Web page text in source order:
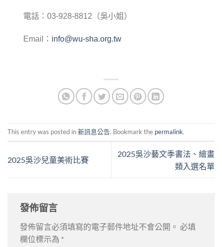
電話：03-928-8812（吳小姐）
Email： info@wu-sha.org.tw
This entry was posted in新訊息公告. Bookmark the permalink.
2025吳沙兒童美術比賽
2025吳沙藝文季書法、繪畫
類入選名單
發佈留言
發佈留言必須填寫的電子郵件地址不會公開。 必填
欄位標示為 *